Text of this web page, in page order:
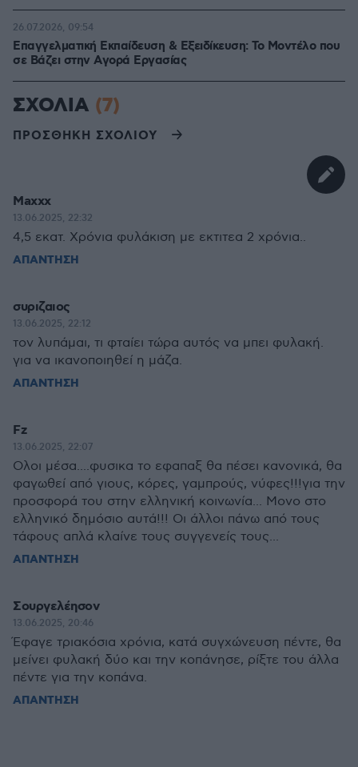
Επαγγελματική Εκπαίδευση & Εξειδίκευση: Το Mοντέλο που
σε Bάζει στην Aγορά Eργασίας
26.07.2026, 09:54
ΣΧΟΛΙΑ (7)
ΠΡΟΣΘΗΚΗ ΣΧΟΛΙΟΥ
Maxxx
13.06.2025, 22:32
4,5 εκατ. Χρόνια φυλάκιση με εκτιτεα 2 χρόνια..
ΑΠΑΝΤΗΣΗ
συριζαιος
13.06.2025, 22:12
τον λυπάμαι, τι φταίει τώρα αυτός να μπει φυλακή.
για να ικανοποιηθεί η μάζα.
ΑΠΑΝΤΗΣΗ
Fz
13.06.2025, 22:07
Ολοι μέσα....φυσικα το εφαπαξ θα πέσει κανονικά, θα
φαγωθεί από γιους, κόρες, γαμπρούς, νύφες!!!για την
προσφορά του στην ελληνική κοινωνία... Μονο στο
ελληνικό δημόσιο αυτά!!! Οι άλλοι πάνω από τους
τάφους απλά κλαίνε τους συγγενείς τους...
ΑΠΑΝΤΗΣΗ
Σουργελέησον
13.06.2025, 20:46
Έφαγε τριακόσια χρόνια, κατά συγχώνευση πέντε, θα
μείνει φυλακή δύο και την κοπάνησε, ρίξτε του άλλα
πέντε για την κοπάνα.
ΑΠΑΝΤΗΣΗ